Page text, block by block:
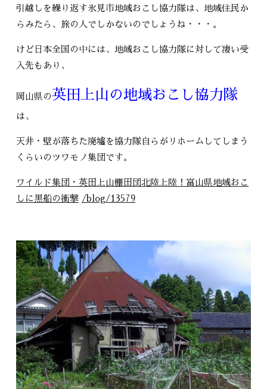
引越しを繰り返す氷見市地域おこし協力隊は、地域住民か
らみたら、旅の人でしかないのでしょうね・・・。
けど日本全国の中には、地域おこし協力隊に対して凄い受
入先もあり、
岡山県の英田上山の地域おこし協力隊
は、
天井・壁が落ちた廃墟を協力隊自らがリホームしてしまう
くらいのツワモノ集団です。
ワイルド集団・英田上山棚田団北陸上陸！富山県地域おこ
しに黒船の衝撃 /blog/13579